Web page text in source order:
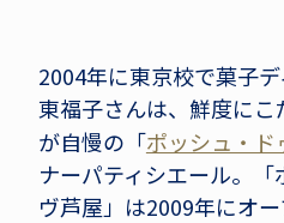
2004年に東京校で菓子
東福子さんは、鮮度に
が自慢の「ポッシュ・ド
ナーパティシエール。
ヴ芦屋」は2009年にオ